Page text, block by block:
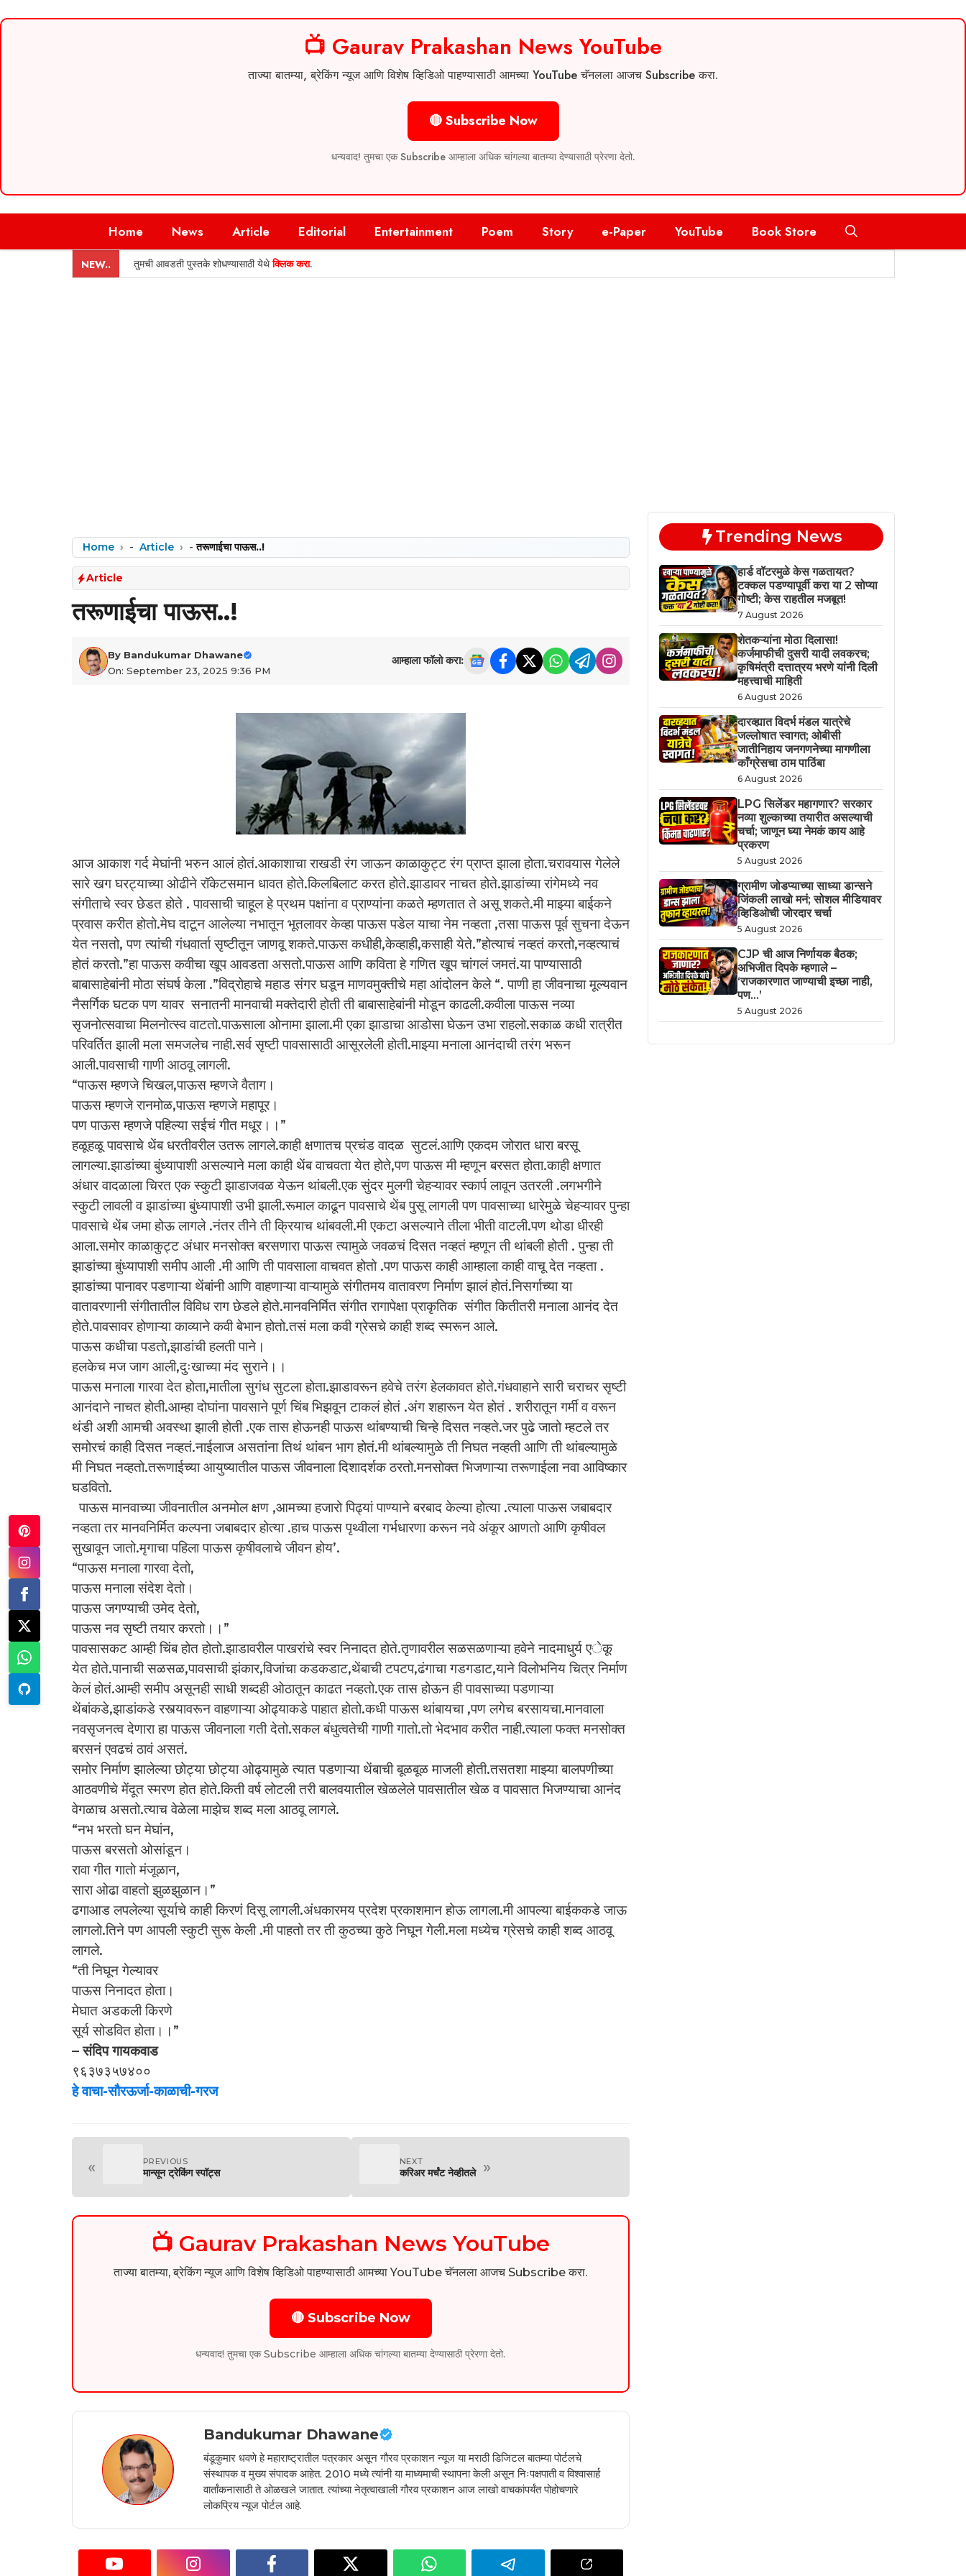
📺 Gaurav Prakashan News YouTube
ताज्या बातम्या, ब्रेकिंग न्यूज आणि विशेष व्हिडिओ पाहण्यासाठी आमच्या YouTube चॅनलला आजच Subscribe करा.
🔴 Subscribe Now
धन्यवाद! तुमचा एक Subscribe आम्हाला अधिक चांगल्या बातम्या देण्यासाठी प्रेरणा देतो.
Home News Article Editorial Entertainment Poem Story e-Paper YouTube Book Store
NEW.. तुमची आवडती पुस्तके शोधण्यासाठी येथेक्लिक करा.
Home - Article -तरूणाईचा पाऊस..!
Article
तरूणाईचा पाऊस..!
By Bandukumar Dhawane
On: September 23, 2025 9:36 PM
आम्हाला फॉलो करा:
आज आकाश गर्द मेघांनी भरुन आलं होतं.आकाशाचा राखडी रंग जाऊन काळाकुट्ट रंग प्राप्त झाला होता.चरावयास गेलेले
सारे खग घरट्याच्या ओढीने रॉकेटसमान धावत होते.किलबिलाट करत होते.झाडावर नाचत होते.झाडांच्या रांगेमध्ये नव
संगीताचे स्वर छेडत होते . पावसाची चाहूल हे प्रथम पक्षांना व प्राण्यांना कळते म्हणतात ते असू शकते.मी माझ्या बाईकने
प्रवास करीत होतो.मेघ दाटून आलेल्या नभातून भूतलावर केव्हा पाऊस पडेल याचा नेम नव्हता ,तसा पाऊस पूर्व सुचना देऊन
येत नसतो, पण त्यांची गंधवार्ता सृष्टीतून जाणवू शकते.पाऊस कधीही,केव्हाही,कसाही येते.”होत्याचं नव्हतं करतो,नव्हत्याचं
होतं करतो.”हा पाऊस कवीचा खूप आवडता असतो.पाऊस आणि कविता हे गणित खूप चांगलं जमतं.या पाण्यासाठी
बाबासाहेबांनी मोठा संघर्ष केला .”विद्रोहाचे महाड संगर घडून माणवमुक्तीचे महा आंदोलन केले “. पाणी हा जीवनाचा मूल्यवान
नैसर्गिक घटक पण यावर सनातनी मानवाची मक्तेदारी होती ती बाबासाहेबांनी मोडून काढली.कवीला पाऊस नव्या
सृजनोत्सवाचा मिलनोत्स्व वाटतो.पाऊसाला ओनामा झाला.मी एका झाडाचा आडोसा घेऊन उभा राहलो.सकाळ कधी रात्रीत
परिवर्तित झाली मला समजलेच नाही.सर्व सृष्टी पावसासाठी आसूरलेली होती.माझ्या मनाला आनंदाची तरंग भरून
आली.पावसाची गाणी आठवू लागली.
“पाऊस म्हणजे चिखल,पाऊस म्हणजे वैताग।
पाऊस म्हणजे रानमोळ,पाऊस म्हणजे महापूर।
पण पाऊस म्हणजे पहिल्या सईचं गीत मधूर।।”
हळूहळू पावसाचे थेंब धरतीवरील उतरू लागले.काही क्षणातच प्रचंड वादळ सुटलं.आणि एकदम जोरात धारा बरसू
लागल्या.झाडांच्या बुंध्यापाशी असल्याने मला काही थेंब वाचवता येत होते,पण पाऊस मी म्हणून बरसत होता.काही क्षणात
अंधार वादळाला चिरत एक स्कुटी झाडाजवळ येऊन थांबली.एक सुंदर मुलगी चेहऱ्यावर स्कार्प लावून उतरली .लगभगीने
स्कुटी लावली व झाडांच्या बुंध्यापाशी उभी झाली.रूमाल काढून पावसाचे थेंब पुसू लागली पण पावसाच्या धारेमुळे चेहऱ्यावर पुन्हा
पावसाचे थेंब जमा होऊ लागले .नंतर तीने ती क्रियाच थांबवली.मी एकटा असल्याने तीला भीती वाटली.पण थोडा धीरही
आला.समोर काळाकुट्ट अंधार मनसोक्त बरसणारा पाऊस त्यामुळे जवळचं दिसत नव्हतं म्हणून ती थांबली होती . पुन्हा ती
झाडांच्या बुंध्यापाशी समीप आली .मी आणि ती पावसाला वाचवत होतो .पण पाऊस काही आम्हाला काही वाचू देत नव्हता .
झाडांच्या पानावर पडणाऱ्या थेंबांनी आणि वाहणाऱ्या वाऱ्यामुळे संगीतमय वातावरण निर्माण झालं होतं.निसर्गाच्या या
वातावरणानी संगीतातील विविध राग छेडले होते.मानवनिर्मित संगीत रागापेक्षा प्राकृतिक संगीत कितीतरी मनाला आनंद देत
होते.पावसावर होणाऱ्या काव्याने कवी बेभान होतो.तसं मला कवी ग्रेसचे काही शब्द स्मरून आले.
पाऊस कधीचा पडतो,झाडांची हलती पाने।
हलकेच मज जाग आली,दुःखाच्या मंद सुराने।।
पाऊस मनाला गारवा देत होता,मातीला सुगंध सुटला होता.झाडावरून हवेचे तरंग हेलकावत होते.गंधवाहाने सारी चराचर सृष्टी
आनंदाने नाचत होती.आम्हा दोघांना पावसाने पूर्ण चिंब भिझवून टाकलं होतं .अंग शहारून येत होतं . शरीरातून गर्मी व वरून
थंडी अशी आमची अवस्था झाली होती .एक तास होऊनही पाऊस थांबण्याची चिन्हे दिसत नव्हते.जर पुढे जातो म्हटले तर
समोरचं काही दिसत नव्हतं.नाईलाज असतांना तिथं थांबन भाग होतं.मी थांबल्यामुळे ती निघत नव्हती आणि ती थांबल्यामुळे
मी निघत नव्हतो.तरूणाईच्या आयुष्यातील पाऊस जीवनाला दिशादर्शक ठरतो.मनसोक्त भिजणाऱ्या तरूणाईला नवा आविष्कार
घडवितो.
पाऊस मानवाच्या जीवनातील अनमोल क्षण ,आमच्या हजारो पिढ्यां पाण्याने बरबाद केल्या होत्या .त्याला पाऊस जबाबदार
नव्हता तर मानवनिर्मित कल्पना जबाबदार होत्या .हाच पाऊस पृथ्वीला गर्भधारणा करून नवे अंकूर आणतो आणि कृषीवल
सुखावून जातो.मृगाचा पहिला पाऊस कृषीवलाचे जीवन होय’.
“पाऊस मनाला गारवा देतो,
पाऊस मनाला संदेश देतो।
पाऊस जगण्याची उमेद देतो,
पाऊस नव सृष्टी तयार करतो।।”
पावसासकट आम्ही चिंब होत होतो.झाडावरील पाखरांचे स्वर निनादत होते.तृणावरील सळसळणाऱ्या हवेने नादमाधुर्य एेकू
येत होते.पानाची सळसळ,पावसाची झंकार,विजांचा कडकडाट,थेंबाची टपटप,ढंगाचा गडगडाट,याने विलोभनिय चित्र निर्माण
केलं होतं.आम्ही समीप असूनही साधी शब्दही ओठातून काढत नव्हतो.एक तास होऊन ही पावसाच्या पडणाऱ्या
थेंबांकडे,झाडांकडे रस्त्यावरून वाहणाऱ्या ओढ्याकडे पाहात होतो.कधी पाऊस थांबायचा ,पण लगेच बरसायचा.मानवाला
नवसृजनत्व देणारा हा पाऊस जीवनाला गती देतो.सकल बंधुत्वतेची गाणी गातो.तो भेदभाव करीत नाही.त्याला फक्त मनसोक्त
बरसनं एवढचं ठावं असतं.
समोर निर्माण झालेल्या छोट्या छोट्या ओढ्यामुळे त्यात पडणाऱ्या थेंबाची बूळबूळ माजली होती.तसतशा माझ्या बालपणीच्या
आठवणीचे मेंदूत स्मरण होत होते.किती वर्ष लोटली तरी बालवयातील खेळलेले पावसातील खेळ व पावसात भिजण्याचा आनंद
वेगळाच असतो.त्याच वेळेला माझेच शब्द मला आठवू लागले.
“नभ भरतो घन मेघांन,
पाऊस बरसतो ओसांडून।
रावा गीत गाताे मंजूळान,
सारा ओढा वाहतो झुळझुळान।”
ढगाआड लपलेल्या सूर्याचे काही किरणं दिसू लागली.अंधकारमय प्रदेश प्रकाशमान होऊ लागला.मी आपल्या बाईककडे जाऊ
लागलो.तिने पण आपली स्कुटी सुरू केली .मी पाहतो तर ती कुठच्या कुठे निघून गेली.मला मध्येच ग्रेसचे काही शब्द आठवू
लागले.
“ती निघून गेल्यावर
पाऊस निनादत होता।
मेघात अडकली किरणे
सूर्य सोडवित होता।।”
– संदिप गायकवाड
९६३७३५७४००
हे वाचा-सौरऊर्जा-काळाची-गरज
« PREVIOUS
मान्सून ट्रेकिंग स्पॉट्स
NEXT
करिअर मर्चंट नेव्हीतले »
📺 Gaurav Prakashan News YouTube
ताज्या बातम्या, ब्रेकिंग न्यूज आणि विशेष व्हिडिओ पाहण्यासाठी आमच्या YouTube चॅनलला आजच Subscribe करा.
🔴 Subscribe Now
धन्यवाद! तुमचा एक Subscribe आम्हाला अधिक चांगल्या बातम्या देण्यासाठी प्रेरणा देतो.
Bandukumar Dhawane
बंडूकुमार धवणे हे महाराष्ट्रातील पत्रकार असून गौरव प्रकाशन न्यूज या मराठी डिजिटल बातम्या पोर्टलचे
संस्थापक व मुख्य संपादक आहेत. 2010 मध्ये त्यांनी या माध्यमाची स्थापना केली असून निःपक्षपाती व विश्वासार्ह
वार्तांकनासाठी ते ओळखले जातात. त्यांच्या नेतृत्वाखाली गौरव प्रकाशन आज लाखो वाचकांपर्यंत पोहोचणारे
लोकप्रिय न्यूज पोर्टल आहे.
Trending News
हार्ड वॉटरमुळे केस गळतायत?
टक्कल पडण्यापूर्वी करा या 2 सोप्या
गोष्टी; केस राहतील मजबूत!
7 August 2026
शेतकऱ्यांना मोठा दिलासा!
कर्जमाफीची दुसरी यादी लवकरच;
कृषिमंत्री दत्तात्रय भरणे यांनी दिली
महत्त्वाची माहिती
6 August 2026
दारव्ह्यात विदर्भ मंडल यात्रेचे
जल्लोषात स्वागत; ओबीसी
जातीनिहाय जनगणनेच्या मागणीला
काँग्रेसचा ठाम पाठिंबा
6 August 2026
LPG सिलेंडर महागणार? सरकार
नव्या शुल्काच्या तयारीत असल्याची
चर्चा; जाणून घ्या नेमकं काय आहे
प्रकरण
5 August 2026
ग्रामीण जोडप्याच्या साध्या डान्सने
जिंकली लाखो मनं; सोशल मीडियावर
व्हिडिओची जोरदार चर्चा
5 August 2026
CJP ची आज निर्णायक बैठक;
अभिजीत दिपके म्हणाले –
‘राजकारणात जाण्याची इच्छा नाही,
पण…’
5 August 2026